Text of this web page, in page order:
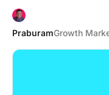
PraburamGrowth